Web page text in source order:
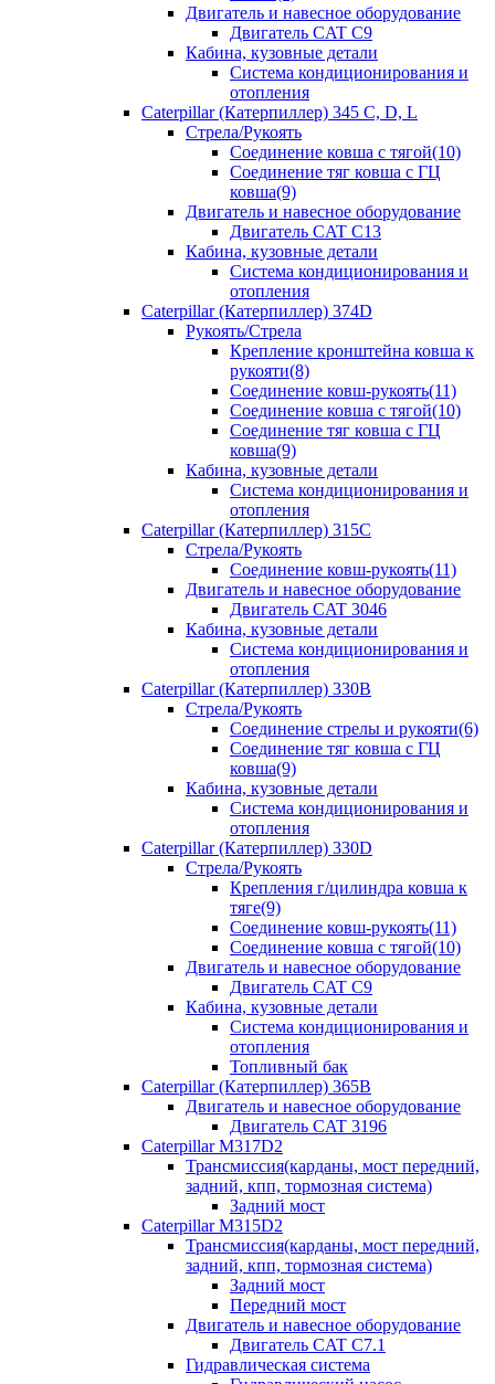
Двигатель и навесное оборудование
Двигатель CAT C9
Кабина, кузовные детали
Система кондиционирования и
отопления
Caterpillar (Катерпиллер) 345 C, D, L
Стрела/Рукоять
Соединение ковша с тягой(10)
Соединение тяг ковша с ГЦ
ковша(9)
Двигатель и навесное оборудование
Двигатель CAT C13
Кабина, кузовные детали
Система кондиционирования и
отопления
Caterpillar (Катерпиллер) 374D
Рукоять/Стрела
Крепление кронштейна ковша к
рукояти(8)
Соединение ковш-рукоять(11)
Соединение ковша с тягой(10)
Соединение тяг ковша с ГЦ
ковша(9)
Кабина, кузовные детали
Система кондиционирования и
отопления
Caterpillar (Катерпиллер) 315C
Стрела/Рукоять
Соединение ковш-рукоять(11)
Двигатель и навесное оборудование
Двигатель CAT 3046
Кабина, кузовные детали
Система кондиционирования и
отопления
Caterpillar (Катерпиллер) 330B
Стрела/Рукоять
Соединение стрелы и рукояти(6)
Соединение тяг ковша с ГЦ
ковша(9)
Кабина, кузовные детали
Система кондиционирования и
отопления
Caterpillar (Катерпиллер) 330D
Стрела/Рукоять
Крепления г/цилиндра ковша к
тяге(9)
Соединение ковш-рукоять(11)
Соединение ковша с тягой(10)
Двигатель и навесное оборудование
Двигатель CAT C9
Кабина, кузовные детали
Система кондиционирования и
отопления
Топливный бак
Caterpillar (Катерпиллер) 365B
Двигатель и навесное оборудование
Двигатель CAT 3196
Caterpillar M317D2
Трансмиссия(карданы, мост передний,
задний, кпп, тормозная система)
Задний мост
Caterpillar M315D2
Трансмиссия(карданы, мост передний,
задний, кпп, тормозная система)
Задний мост
Передний мост
Двигатель и навесное оборудование
Двигатель CAT C7.1
Гидравлическая система